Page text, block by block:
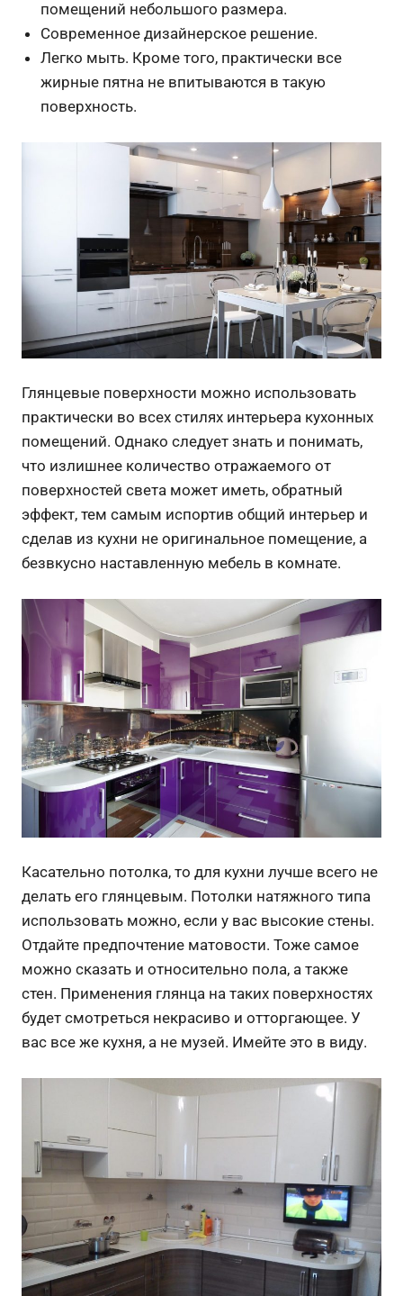
помещений небольшого размера.
Современное дизайнерское решение.
Легко мыть. Кроме того, практически все
жирные пятна не впитываются в такую
поверхность.
Глянцевые поверхности можно использовать
практически во всех стилях интерьера кухонных
помещений. Однако следует знать и понимать,
что излишнее количество отражаемого от
поверхностей света может иметь, обратный
эффект, тем самым испортив общий интерьер и
сделав из кухни не оригинальное помещение, а
безвкусно наставленную мебель в комнате.
Касательно потолка, то для кухни лучше всего не
делать его глянцевым. Потолки натяжного типа
использовать можно, если у вас высокие стены.
Отдайте предпочтение матовости. Тоже самое
можно сказать и относительно пола, а также
стен. Применения глянца на таких поверхностях
будет смотреться некрасиво и отторгающее. У
вас все же кухня, а не музей. Имейте это в виду.